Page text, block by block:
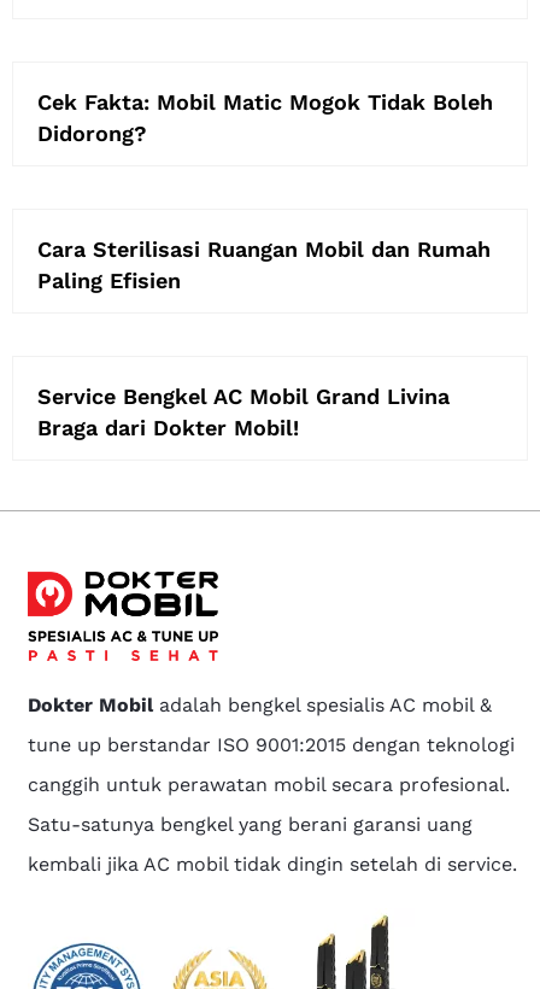
Cek Fakta: Mobil Matic Mogok Tidak Boleh
Didorong?
Cara Sterilisasi Ruangan Mobil dan Rumah
Paling Efisien
Service Bengkel AC Mobil Grand Livina
Braga dari Dokter Mobil!
Dokter Mobiladalah bengkel spesialis AC mobil &
tune up berstandar ISO 9001:2015 dengan teknologi
canggih untuk perawatan mobil secara profesional.
Satu-satunya bengkel yang berani garansi uang
kembali jika AC mobil tidak dingin setelah di service.